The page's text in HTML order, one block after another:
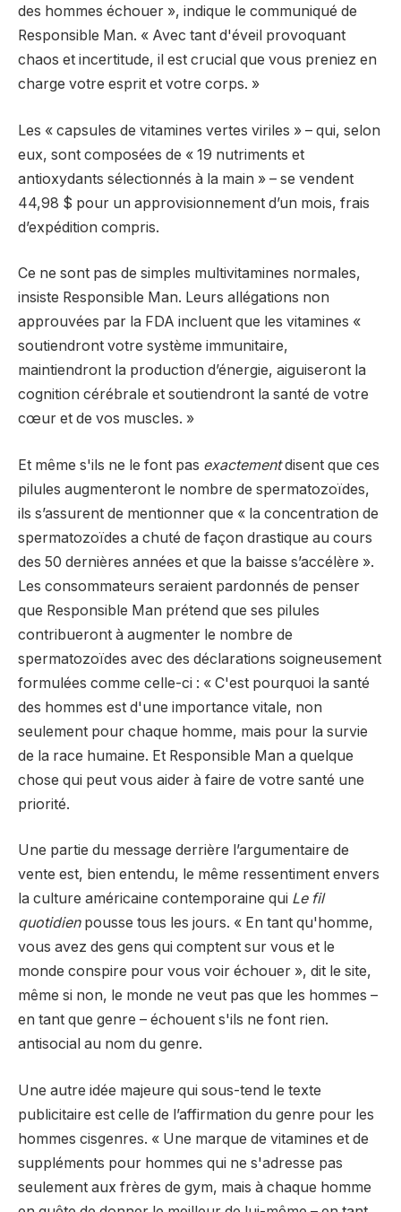
des hommes échouer », indique le communiqué de
Responsible Man. « Avec tant d'éveil provoquant
chaos et incertitude, il est crucial que vous preniez en
charge votre esprit et votre corps. »
Les « capsules de vitamines vertes viriles » – qui, selon
eux, sont composées de « 19 nutriments et
antioxydants sélectionnés à la main » – se vendent
44,98 $ pour un approvisionnement d’un mois, frais
d’expédition compris.
Ce ne sont pas de simples multivitamines normales,
insiste Responsible Man. Leurs allégations non
approuvées par la FDA incluent que les vitamines «
soutiendront votre système immunitaire,
maintiendront la production d’énergie, aiguiseront la
cognition cérébrale et soutiendront la santé de votre
cœur et de vos muscles.​​ »
Et même s'ils ne le font pas exactementdisent que ces
pilules augmenteront le nombre de spermatozoïdes,
ils s’assurent de mentionner que « la concentration de
spermatozoïdes a chuté de façon drastique au cours
des 50 dernières années et que la baisse s’accélère ».
Les consommateurs seraient pardonnés de penser
que Responsible Man prétend que ses pilules
contribueront à augmenter le nombre de
spermatozoïdes avec des déclarations soigneusement
formulées comme celle-ci : « C'est pourquoi la santé
des hommes est d'une importance vitale, non
seulement pour chaque homme, mais pour la survie
de la race humaine. Et Responsible Man a quelque
chose qui peut vous aider à faire de votre santé une
priorité.
Une partie du message derrière l’argumentaire de
vente est, bien entendu, le même ressentiment envers
la culture américaine contemporaine qui Le fil
quotidienpousse tous les jours. « En tant qu'homme,
vous avez des gens qui comptent sur vous et le
monde conspire pour vous voir échouer », dit le site,
même si non, le monde ne veut pas que les hommes –
en tant que genre – échouent s'ils ne font rien.
antisocial au nom du genre.
Une autre idée majeure qui sous-tend le texte
publicitaire est celle de l’affirmation du genre pour les
hommes cisgenres. « Une marque de vitamines et de
suppléments pour hommes qui ne s'adresse pas
seulement aux frères de gym, mais à chaque homme